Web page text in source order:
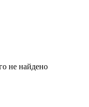
не найдено